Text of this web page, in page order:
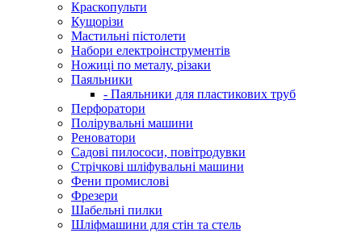
Краскопульти
Кущорізи
Мастильні пістолети
Набори електроінструментів
Ножиці по металу, різаки
Паяльники
- Паяльники для пластикових труб
Перфоратори
Полірувальні машини
Реноватори
Садові пилососи, повітродувки
Стрічкові шліфувальні машини
Фени промислові
Фрезери
Шабельні пилки
Шліфмашини для стін та стель